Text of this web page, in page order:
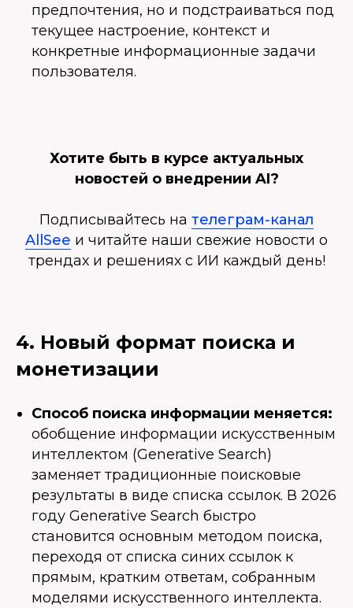
предпочтения, но и подстраиваться под
текущее настроение, контекст и
конкретные информационные задачи
пользователя.
Хотите быть в курсе актуальных
новостей о внедрении AI?
Подписывайтесь на телеграм-канал
AllSee и читайте наши свежие новости о
трендах и решениях с ИИ каждый день!
4. Новый формат поиска и
монетизации
Способ поиска информации меняется:
обобщение информации искусственным
интеллектом (Generative Search)
заменяет традиционные поисковые
результаты в виде списка ссылок. В 2026
году Generative Search быстро
становится основным методом поиска,
переходя от списка синих ссылок к
прямым, кратким ответам, собранным
моделями искусственного интеллекта.